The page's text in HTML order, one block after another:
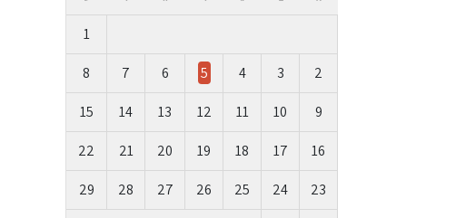
1
2
3
4
5
6
7
8
9
10
11
12
13
14
15
16
17
18
19
20
21
22
23
24
25
26
27
28
29